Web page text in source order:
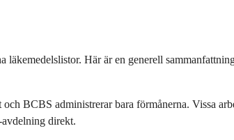
Här är en generell
BCBS administrerar bara förmånerna. Vissa
direkt.